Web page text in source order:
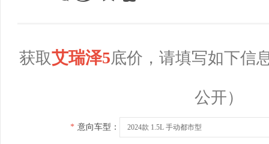
获取艾瑞泽5底价，请填写如下信
公开）
* 意向车型： 2024款 1.5L 手动都市型